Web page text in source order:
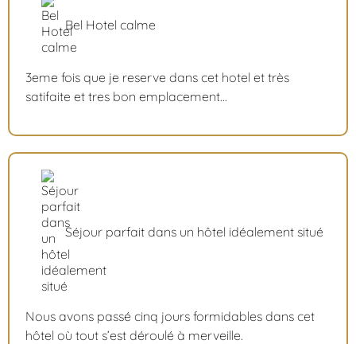
Bel Hotel calme
3eme fois que je reserve dans cet hotel et très
satifaite et tres bon emplacement...
Séjour parfait dans un hôtel idéalement situé
Nous avons passé cinq jours formidables dans cet
hôtel où tout s’est déroulé à merveille.